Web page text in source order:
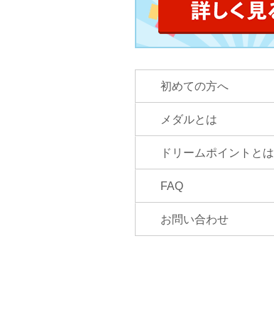
初めての方へ
メダルとは
ドリームポイントとは
FAQ
お問い合わせ